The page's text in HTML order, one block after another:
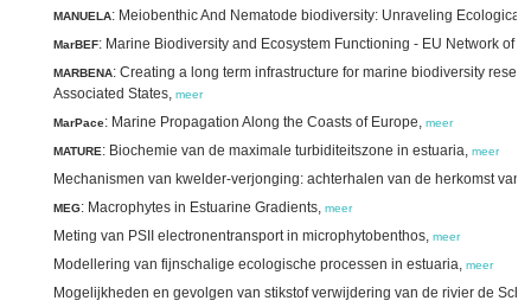
MANUELA: Meiobenthic And Nematode biodiversity: Unraveling
MarBEF: Marine Biodiversity and Ecosystem Functioning - EU Network of
MARBENA: Creating a long term infrastructure for marine biodiversity
Associated States, meer
MarPace: Marine Propagation Along the Coasts of Europe, meer
MATURE: Biochemie van de maximale turbiditeitszone in estuaria, meer
Mechanismen van kwelder-verjonging: achterhalen van de herkomst van
MEG: Macrophytes in Estuarine Gradients, meer
Meting van PSII electronentransport in microphytobenthos, meer
Modellering van fijnschalige ecologische processen in estuaria, meer
Mogelijkheden en gevolgen van stikstof verwijdering van de rivier de